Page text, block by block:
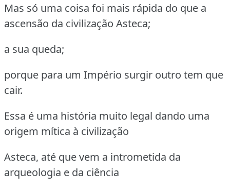
Mas só uma coisa foi mais rápida do que a
ascensão da civilização Asteca;
a sua queda;
porque para um Império surgir outro tem que
cair.
Essa é uma história muito legal dando uma
origem mítica à civilização
Asteca, até que vem a intrometida da
arqueologia e da ciência